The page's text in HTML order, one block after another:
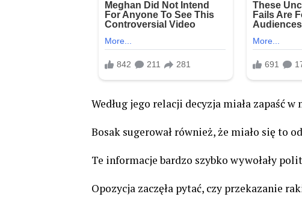
Według jego relacji decyzja miała zapaść w
Bosak sugerował również, że miało się to
Te informacje bardzo szybko wywołały
Opozycja zaczęła pytać, czy przekazanie